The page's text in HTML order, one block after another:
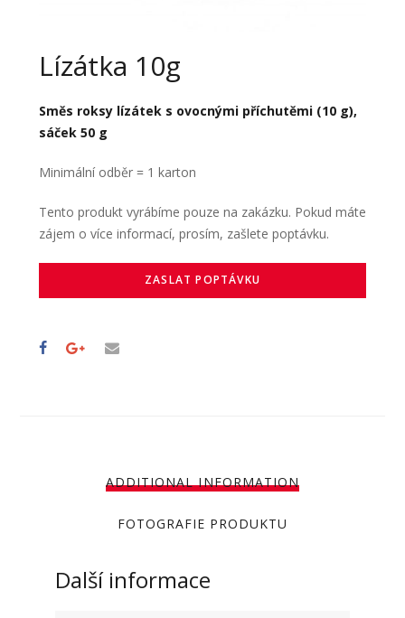
Lízátka 10g
Směs roksy lízátek s ovocnými příchutěmi (10 g),
sáček 50 g
Minimální odběr = 1 karton
Tento produkt vyrábíme pouze na zakázku. Pokud máte
zájem o více informací, prosím, zašlete poptávku.
ZASLAT POPTÁVKU
ADDITIONAL INFORMATION
FOTOGRAFIE PRODUKTU
Další informace